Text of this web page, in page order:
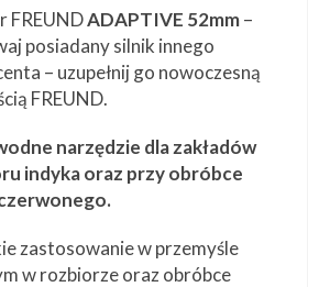
FREUNDADAPTIVE 52mm–
posiadany silnik innego
– uzupełnij go nowoczesną
FREUND.
narzędzie dla zakładów
indyka oraz przy obróbce
zastosowanie w przemyśle
w rozbiorze oraz obróbce